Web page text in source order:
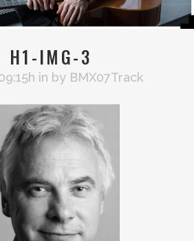
H1-IMG-3
in by BMX07Track